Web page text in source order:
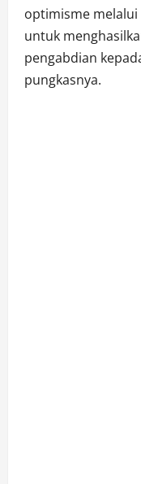
optimisme
untuk
pengabdian
pungkasnya.